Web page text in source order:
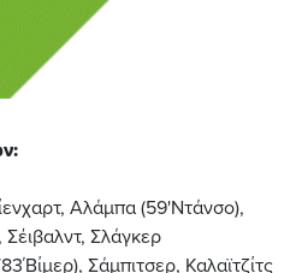
Αλάμπα (59'Ντάνσο),
Σλάγκερ
Σάμπιτσερ, Καλαϊτζίτς